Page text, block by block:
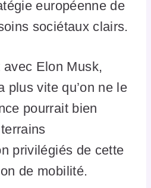
européenne de
sociétaux clairs.
Elon Musk,
plus vite qu’on ne le
pourrait bien
privilégiés de cette
de mobilité.